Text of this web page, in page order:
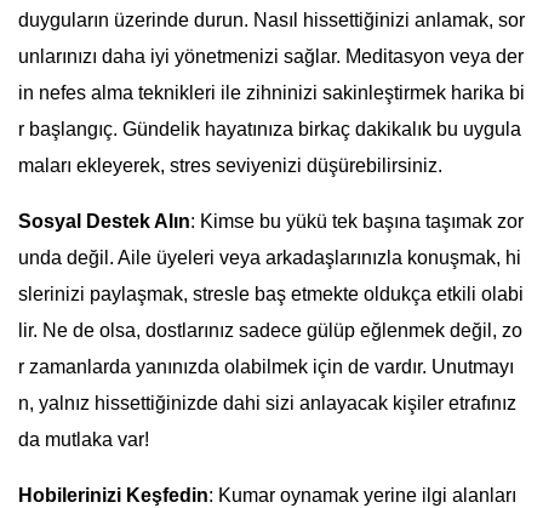
duyguların üzerinde durun. Nasıl hissettiğinizi anlamak, sor
unlarınızı daha iyi yönetmenizi sağlar. Meditasyon veya der
in nefes alma teknikleri ile zihninizi sakinleştirmek harika bi
r başlangıç. Gündelik hayatınıza birkaç dakikalık bu uygula
maları ekleyerek, stres seviyenizi düşürebilirsiniz.
Sosyal Destek Alın: Kimse bu yükü tek başına taşımak zor
unda değil. Aile üyeleri veya arkadaşlarınızla konuşmak, hi
slerinizi paylaşmak, stresle baş etmekte oldukça etkili olabi
lir. Ne de olsa, dostlarınız sadece gülüp eğlenmek değil, zo
r zamanlarda yanınızda olabilmek için de vardır. Unutmayı
n, yalnız hissettiğinizde dahi sizi anlayacak kişiler etrafınız
da mutlaka var!
Hobilerinizi Keşfedin: Kumar oynamak yerine ilgi alanları